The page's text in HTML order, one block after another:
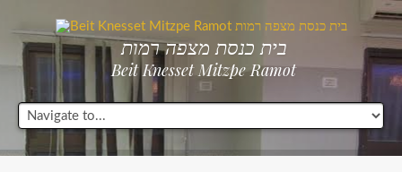
בית כנסת מצפה רמות
Beit Knesset Mitzpe Ramot